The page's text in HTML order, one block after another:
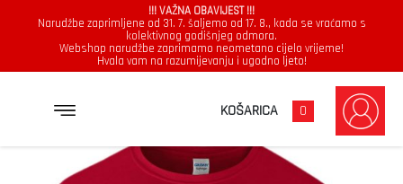
!!! VAŽNA OBAVIJEST !!!
Narudžbe zaprimljene od 31. 7. šaljemo od 17. 8., kada se vraćamo s
kolektivnog godišnjeg odmora.
Webshop narudžbe zaprimamo neometano cijelo vrijeme!
Hvala vam na razumijevanju i ugodno ljeto!
KOŠARICA 0
NEĆE NIKO STIPI GOVORIT KOLIKO ĆE STIPO PIVE POPIT